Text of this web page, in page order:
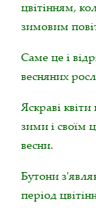
цвітінням,
зимовим
Саме це і
весняних
Яскраві
зими і своїм
весни.
Бутони
період